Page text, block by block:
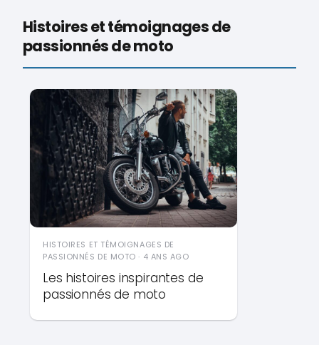
Histoires et témoignages de
passionnés de moto
HISTOIRES ET TÉMOIGNAGES DE
PASSIONNÉS DE MOTO · 4 ANS AGO
Les histoires inspirantes de
passionnés de moto